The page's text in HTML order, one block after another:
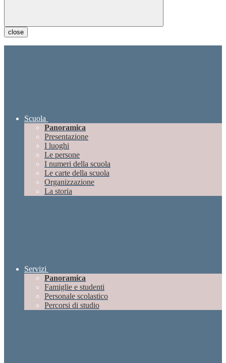
close
Scuola
Panoramica
Presentazione
I luoghi
Le persone
I numeri della scuola
Le carte della scuola
Organizzazione
La storia
Servizi
Panoramica
Famiglie e studenti
Personale scolastico
Percorsi di studio